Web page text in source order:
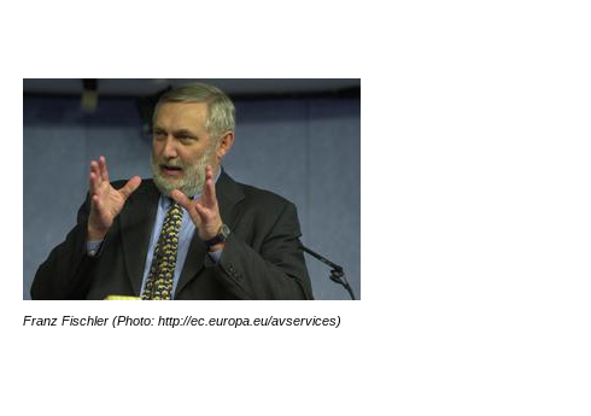
Franz Fischler (Photo: http://ec.europa.eu/avservices)